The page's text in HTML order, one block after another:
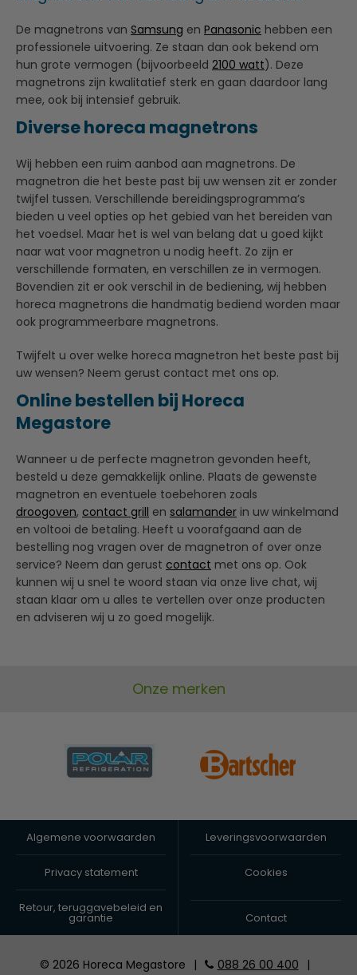
De magnetrons van Samsung en Panasonic hebben een
professionele uitvoering. Ze staan dan ook bekend om
hun grote vermogen (bijvoorbeeld 2100 watt). Deze
magnetrons zijn kwalitatief sterk en gaan daardoor lang
mee, ook bij intensief gebruik.
Diverse horeca magnetrons
Wij hebben een ruim aanbod aan magnetrons. De
magnetron die het beste past bij uw wensen zit er zonder
twijfel tussen. Verschillende bereidingsprogramma’s
bieden u veel opties op het gebied van het bereiden van
het voedsel. Maar het is wel van belang dat u goed kijkt
naar wat voor magnetron u nodig heeft. Zo zijn er
verschillende formaten, en verschillen ze in vermogen.
Bovendien zit er ook verschil in de bediening, wij hebben
horeca magnetrons die handmatig bediend worden maar
ook programmeerbare magnetrons.
Twijfelt u over welke horeca magnetron het beste past bij
uw wensen? Neem gerust contact met ons op.
Online bestellen bij Horeca
Megastore
Wanneer u de perfecte magnetron gevonden heeft,
besteld u deze gemakkelijk online. Plaats de gewenste
magnetron en eventuele toebehoren zoals
droogoven, contact grill en salamander in uw winkelmand
en voltooi de betaling. Heeft u voorafgaand aan de
bestelling nog vragen over de magnetron of over onze
service? Neem dan gerust contact met ons op. Ook
kunnen wij u snel te woord staan via onze live chat, wij
staan klaar om u alles te vertellen over onze producten
en adviseren wij u zo goed mogelijk.
Onze merken
Algemene voorwaarden Leveringsvoorwaarden
Privacy statement Cookies
Retour, teruggavebeleid en
garantie Contact
© 2026 Horeca Megastore | 088 26 00 400 |